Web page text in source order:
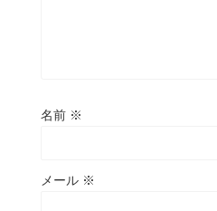
名前 ※
メール ※